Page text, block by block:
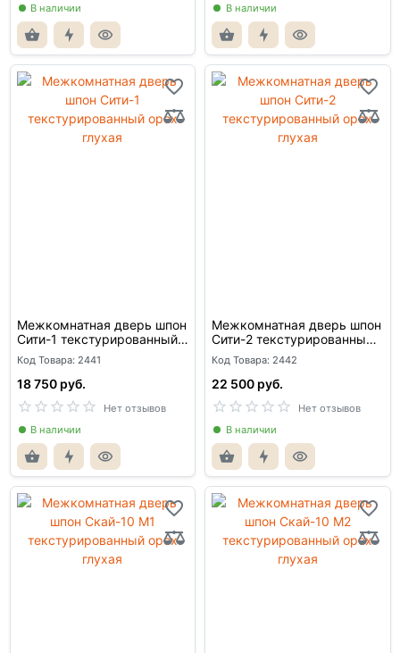
В наличии
В наличии
Межкомнатная дверь шпон
Сити-1 текстурированный
орех глухая
Код Товара: 2441
18 750 руб.
Нет отзывов
В наличии
Межкомнатная дверь шпон
Сити-2 текстурированный
орех глухая
Код Товара: 2442
22 500 руб.
Нет отзывов
В наличии